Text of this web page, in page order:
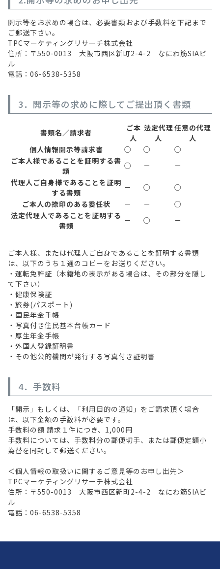
開示等をお求めの場合は、必要書類および手数料を下記まで
ご郵送下さい。
TPCマーケティングリサーチ株式会社
住所：〒550-0013 大阪市西区新町2-4-2 なにわ筋SIAビ
ル
電話：06-6538-5358
3．開示等の求めに際してご提出頂く書類
書類名／請求者
ご本
人
法定代理
人
任意の代理
人
個人情報開示等請求書
○ ○
○
ご本人様であることを証明する書
類
○ －
－
代理人ご自身様であることを証明
する書類
－ ○
○
ご本人の捺印のある委任状
－ －
○
法定代理人であることを証明する
書類
－ ○ －
ご本人様、または代理人ご自身であることを証明する書類
は、以下のうち１通のコピーをお送りください。
・運転免許証（本籍地の表示がある場合は、その部分を隠し
て下さい）
・健康保険証
・旅券(パスポ－ト)
・国民年金手帳
・写真付き住民基本台帳カ－ド
・厚生年金手帳
・外国人登録証明書
・その他公的機関が発行する写真付き証明書
4．手数料
「開示」もしくは、「利用目的の通知」をご請求頂く場合
は、以下金額の手数料が必要です。
手数料の額 請求１件につき、1,000円
手数料については、手数料分の郵便切手、または郵便定額小
為替を同封して郵送ください。
＜個人情報の取扱いに関するご意見等のお申し出先＞
TPCマーケティングリサーチ株式会社
住所：〒550-0013 大阪市西区新町2-4-2 なにわ筋SIAビ
ル
電話：06-6538-5358